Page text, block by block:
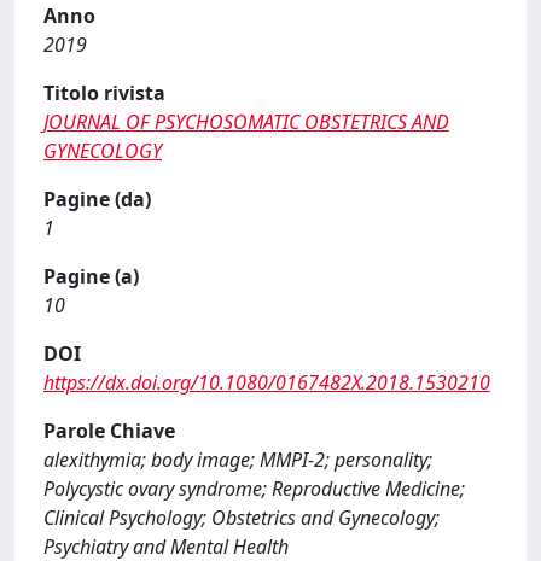
Anno
2019
Titolo rivista
JOURNAL OF PSYCHOSOMATIC OBSTETRICS AND
GYNECOLOGY
Pagine (da)
1
Pagine (a)
10
DOI
https://dx.doi.org/10.1080/0167482X.2018.1530210
Parole Chiave
alexithymia; body image; MMPI-2; personality;
Polycystic ovary syndrome; Reproductive Medicine;
Clinical Psychology; Obstetrics and Gynecology;
Psychiatry and Mental Health